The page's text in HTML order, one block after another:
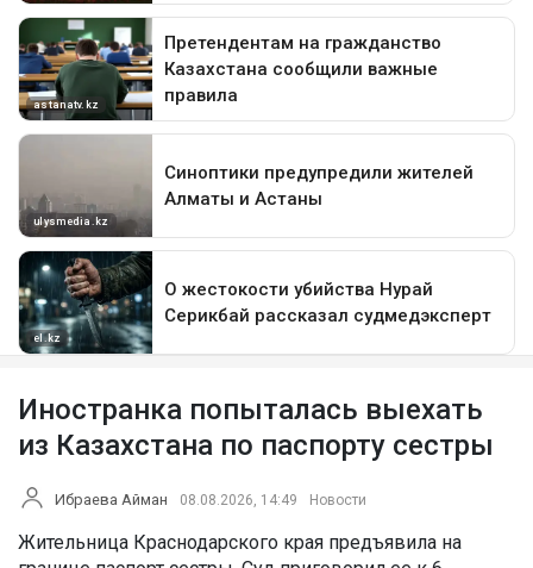
Иностранка попыталась выехать
из Казахстана по паспорту сестры
Ибраева Айман 08.08.2026, 14:49 Новости
Жительница Краснодарского края предъявила на